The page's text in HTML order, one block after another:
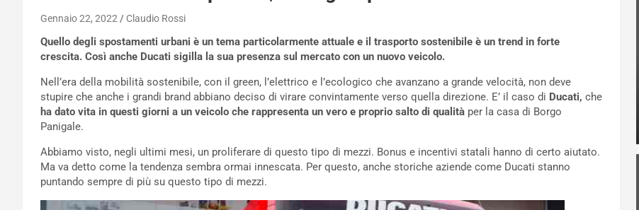
Gennaio 22, 2022 Claudio Rossi
Quello degli spostamenti urbani è un tema particolarmente attuale e il trasporto sostenibile è un trend in forte
crescita. Così anche Ducati sigilla la sua presenza sul mercato con un nuovo veicolo.
Nell’era della mobilità sostenibile, con il green, l’elettrico e l’ecologico che avanzano a grande velocità, non deve
stupire che anche i grandi brand abbiano deciso di virare convintamente verso quella direzione. E’ il caso di Ducati, che
ha dato vita in questi giorni a un veicolo che rappresenta un vero e proprio salto di qualità per la casa di Borgo
Panigale.
Abbiamo visto, negli ultimi mesi, un proliferare di questo tipo di mezzi. Bonus e incentivi statali hanno di certo aiutato.
Ma va detto come la tendenza sembra ormai innescata. Per questo, anche storiche aziende come Ducati stanno
puntando sempre di più su questo tipo di mezzi.